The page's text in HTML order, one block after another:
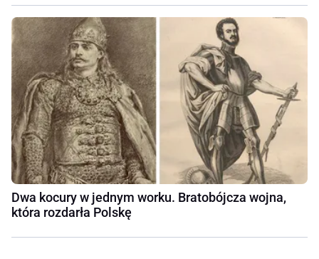
Dwa kocury w jednym worku. Bratobójcza wojna,
która rozdarła Polskę